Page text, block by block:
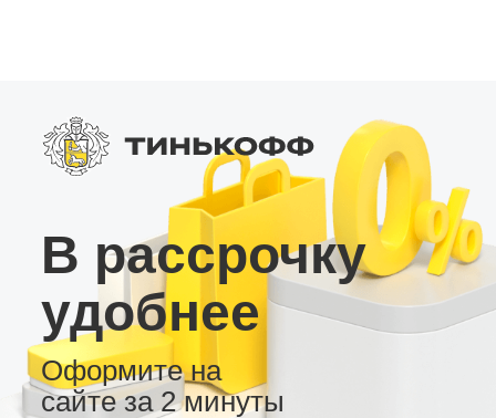
оформления рабочего стола – настройте
интерфейс по своему вкусу. Эта андроид-
магнитола – отличный выбор для
современных водителей, ищущих сочетание
надежности, функциональности и доступной
В рассрочку
удобнее
Оформите на
сайте за 2 минуты